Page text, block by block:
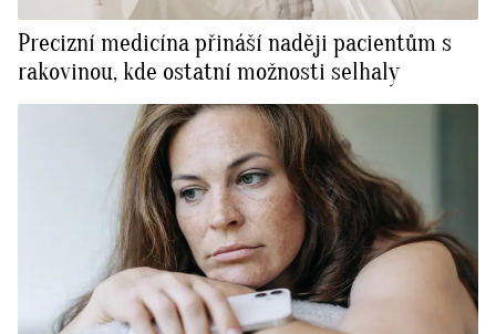
Precizní medicína přináší naději pacientům s
rakovinou, kde ostatní možnosti selhaly